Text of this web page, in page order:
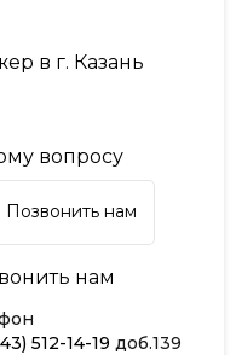
в г. Казань
вопросу
Позвонить нам
нам
512-14-19 доб.139